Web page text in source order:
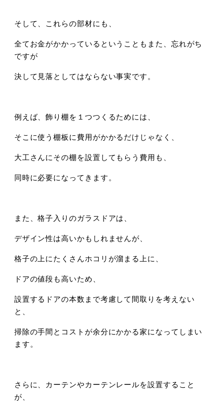
そして、これらの部材にも、
全てお金がかかっているということもまた、忘れがち
ですが
決して見落としてはならない事実です。
例えば、飾り棚を１つつくるためには、
そこに使う棚板に費用がかかるだけじゃなく、
大工さんにその棚を設置してもらう費用も、
同時に必要になってきます。
また、格子入りのガラスドアは、
デザイン性は高いかもしれませんが、
格子の上にたくさんホコリが溜まる上に、
ドアの値段も高いため、
設置するドアの本数まで考慮して間取りを考えない
と、
掃除の手間とコストが余分にかかる家になってしまい
ます。
さらに、カーテンやカーテンレールを設置すること
が、